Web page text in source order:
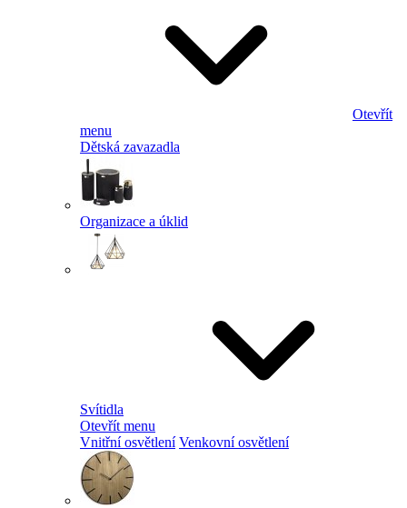
Otevřít
menu
Dětská zavazadla
Organizace a úklid
Svítidla
Otevřít menu
Vnitřní osvětlení Venkovní osvětlení